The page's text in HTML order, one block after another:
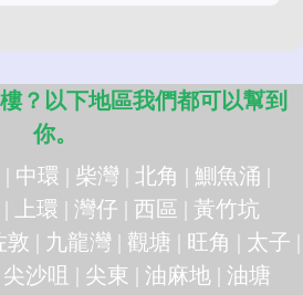
？以下地區我們都可以幫到
你。
| 中環 | 柴灣 | 北角 | 鰂魚涌 |
| 上環 | 灣仔 | 西區 | 黃竹坑
敦 | 九龍灣 | 觀塘 | 旺角 | 太子 |
尖沙咀 | 尖東 | 油麻地 | 油塘